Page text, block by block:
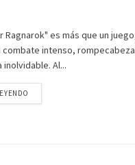
Ragnarok" es más que un
combate intenso,
Al...